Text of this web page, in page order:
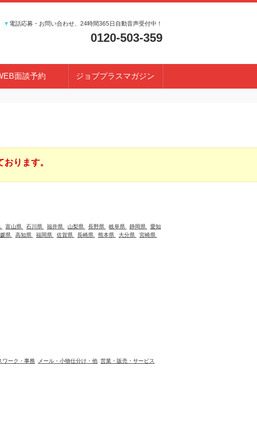
▼ 電話応募・お問い合わせ、24時間365日自動音声受付中！
0120-503-359
面談予約 ジョブプラスマガジン
ります。
富山県 石川県 福井県 山梨県 長野県 岐阜県 静岡県
愛知
県 高知県 福岡県 佐賀県 長崎県 熊本県 大分県
宮崎県
ワーク・事務 メール・小物仕分け・他 営業・販売・サービス